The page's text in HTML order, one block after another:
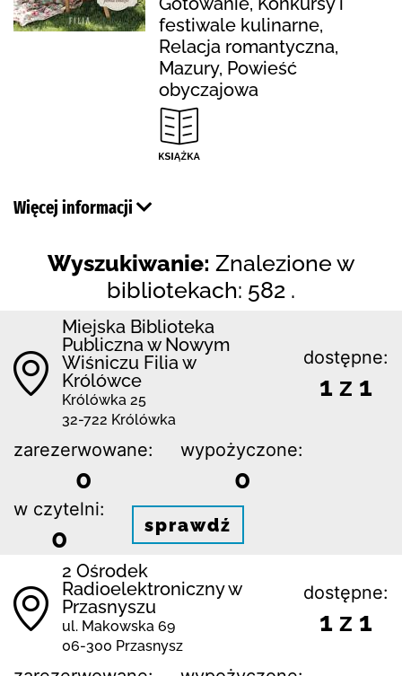
festiwale kulinarne,
Relacja romantyczna,
Mazury, Powieść
obyczajowa
Więcej informacji
Wyszukiwanie: Znalezione w
bibliotekach: 582 .
Miejska Biblioteka
Publiczna w Nowym
Wiśniczu Filia w
Królówce
Królówka 25
32-722 Królówka
dostępne:
1 z 1
zarezerwowane:
0
wypożyczone:
0
w czytelni:
0 sprawdź
2 Ośrodek
Radioelektroniczny w
Przasnyszu
ul. Makowska 69
06-300 Przasnysz
dostępne:
1 z 1